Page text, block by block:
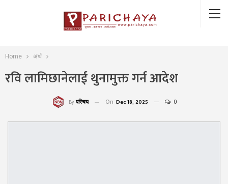
Home अर्थ
रवि लामिछानेलाई थुनामुक्त गर्न आदेश
By परिचय On Dec 18, 2025 0